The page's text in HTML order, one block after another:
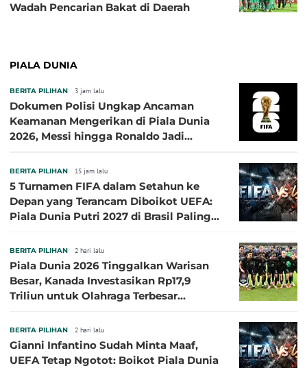
Wadah Pencarian Bakat di Daerah
PIALA DUNIA
BERITA PILIHAN 3 jam lalu
Dokumen Polisi Ungkap Ancaman
Keamanan Mengerikan di Piala Dunia
2026, Messi hingga Ronaldo Jadi
BERITA PILIHAN 15 jam lalu
5 Turnamen FIFA dalam Setahun ke
Depan yang Terancam Diboikot UEFA:
Piala Dunia Putri 2027 di Brasil Paling
BERITA PILIHAN 2 hari lalu
Piala Dunia 2026 Tinggalkan Warisan
Besar, Kanada Investasikan Rp17,9
Triliun untuk Olahraga Terbesar
BERITA PILIHAN 2 hari lalu
Gianni Infantino Sudah Minta Maaf,
UEFA Tetap Ngotot: Boikot Piala Dunia